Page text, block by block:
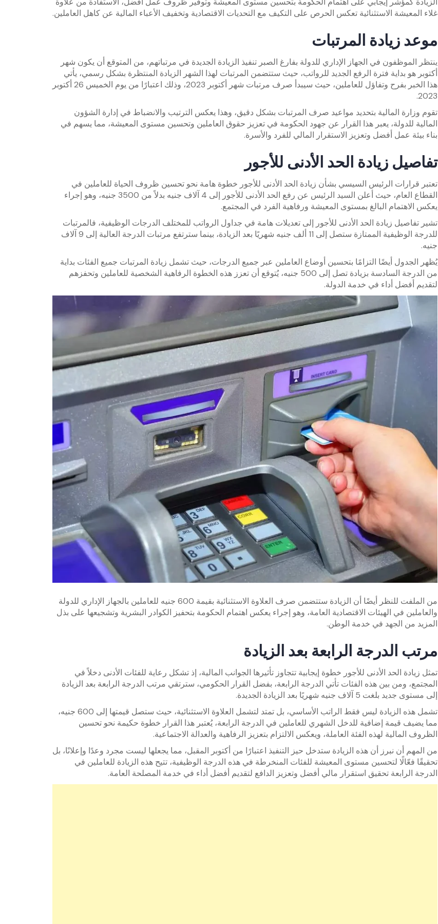
غلاء المعيشة الاستثنائية تعكس الحرص على التكيف مع التحديات الاقتصادية وتخفيف الأعباء المالية عن كاهل العاملين.
موعد زيادة المرتبات
ينتظر الموظفون في الجهاز الإداري للدولة بفارغ الصبر تنفيذ الزيادة الجديدة في مرتباتهم، من المتوقع أن يكون شهر
أكتوبر هو بداية فترة الرفع الجديد للرواتب، حيث ستتضمن المرتبات لهذا الشهر الزيادة المنتظرة بشكل رسمي، يأتي
هذا الخبر بفرح وتفاؤل للعاملين، حيث سيبدأ صرف مرتبات شهر أكتوبر 2023، وذلك اعتبارًا من يوم الخميس 26 أكتوبر
2023.
تقوم وزارة المالية بتحديد مواعيد صرف المرتبات بشكل دقيق، وهذا يعكس الترتيب والانضباط في إدارة الشؤون
المالية للدولة، يعبر هذا القرار عن جهود الحكومة في تعزيز حقوق العاملين وتحسين مستوى المعيشة، مما يسهم في
بناء بيئة عمل أفضل وتعزيز الاستقرار المالي للفرد والأسرة.
تفاصيل زيادة الحد الأدنى للأجور
تعتبر قرارات الرئيس السيسي بشأن زيادة الحد الأدنى للأجور خطوة هامة نحو تحسين ظروف الحياة للعاملين في
القطاع العام، حيث أعلن السيد الرئيس عن رفع الحد الأدنى للأجور إلى 4 آلاف جنيه بدلاً من 3500 جنيه، وهو إجراء
يعكس الاهتمام البالغ بمستوى المعيشة ورفاهية الفرد في المجتمع.
تشير تفاصيل زيادة الحد الأدنى للأجور إلى تعديلات هامة في جداول الرواتب للمختلف الدرجات الوظيفية، فالمرتبات
للدرجة الوظيفية الممتازة ستصل إلى 11 ألف جنيه شهريًا بعد الزيادة، بينما سترتفع مرتبات الدرجة العالية إلى 9 آلاف
جنيه.
يُظهر الجدول أيضًا التزامًا بتحسين أوضاع العاملين عبر جميع الدرجات، حيث تشمل زيادة المرتبات جميع الفئات بداية
من الدرجة السادسة بزيادة تصل إلى 500 جنيه، يُتوقع أن تعزز هذه الخطوة الرفاهية الشخصية للعاملين وتحفزهم
لتقديم أفضل أداء في خدمة الدولة.
من الملفت للنظر أيضًا أن الزيادة ستتضمن صرف العلاوة الاستثنائية بقيمة 600 جنيه للعاملين بالجهاز الإداري للدولة
والعاملين في الهيئات الاقتصادية العامة، وهو إجراء يعكس اهتمام الحكومة بتحفيز الكوادر البشرية وتشجيعها على بذل
المزيد من الجهد في خدمة الوطن.
مرتب الدرجة الرابعة بعد الزيادة
تمثل زيادة الحد الأدنى للأجور خطوة إيجابية تتجاوز تأثيرها الجوانب المالية، إذ تشكل رعاية للفئات الأدنى دخلاً في
المجتمع، ومن بين هذه الفئات تأتي الدرجة الرابعة، بفضل القرار الحكومي، سترتقي مرتب الدرجة الرابعة بعد الزيادة
إلى مستوى جديد بلغت 5 آلاف جنيه شهريًا بعد الزيادة الجديدة.
تشمل هذه الزيادة ليس فقط الراتب الأساسي، بل تمتد لتشمل العلاوة الاستثنائية، حيث ستصل قيمتها إلى 600 جنيه،
مما يضيف قيمة إضافية للدخل الشهري للعاملين في الدرجة الرابعة، يُعتبر هذا القرار خطوة حكيمة نحو تحسين
الظروف المالية لهذه الفئة العاملة، ويعكس الالتزام بتعزيز الرفاهية والعدالة الاجتماعية.
من المهم أن نبرز أن هذه الزيادة ستدخل حيز التنفيذ اعتبارًا من أكتوبر المقبل، مما يجعلها ليست مجرد وعدًا وإعلانًا، بل
تحقيقًا فعّالًا لتحسين مستوى المعيشة للفئات المنخرطة في هذه الدرجة الوظيفية، تتيح هذه الزيادة للعاملين في
الدرجة الرابعة تحقيق استقرار مالي أفضل وتعزيز الدافع لتقديم أفضل أداء في خدمة المصلحة العامة.